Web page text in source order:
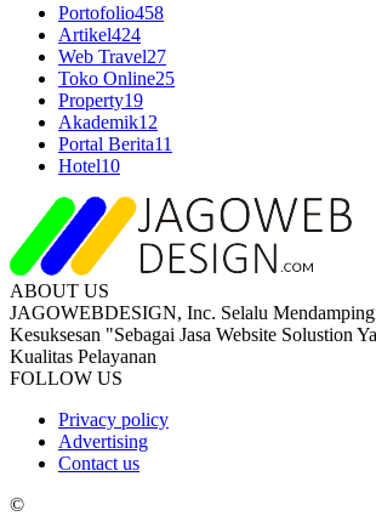
Portofolio458
Artikel424
Web Travel27
Toko Online25
Property19
Akademik12
Portal Berita11
Hotel10
ABOUT US
JAGOWEBDESIGN, Inc. Selalu
Kesuksesan "Sebagai Jasa Website Solustion
Kualitas Pelayanan
FOLLOW US
Privacy policy
Advertising
Contact us
©